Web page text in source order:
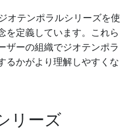
オテンポラルシリーズを使
を定義しています。これら
ザーの組織でジオテンポラ
るかがより理解しやすくな
リーズ